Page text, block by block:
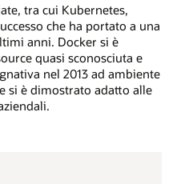
tra cui Kubernetes,
che ha portato a una
anni. Docker si è
quasi sconosciuta e
nel 2013 ad ambiente
si è dimostrato adatto alle